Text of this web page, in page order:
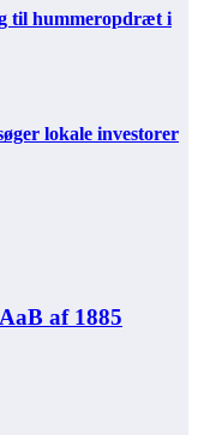
til hummeropdræt i
lokale investorer
af 1885